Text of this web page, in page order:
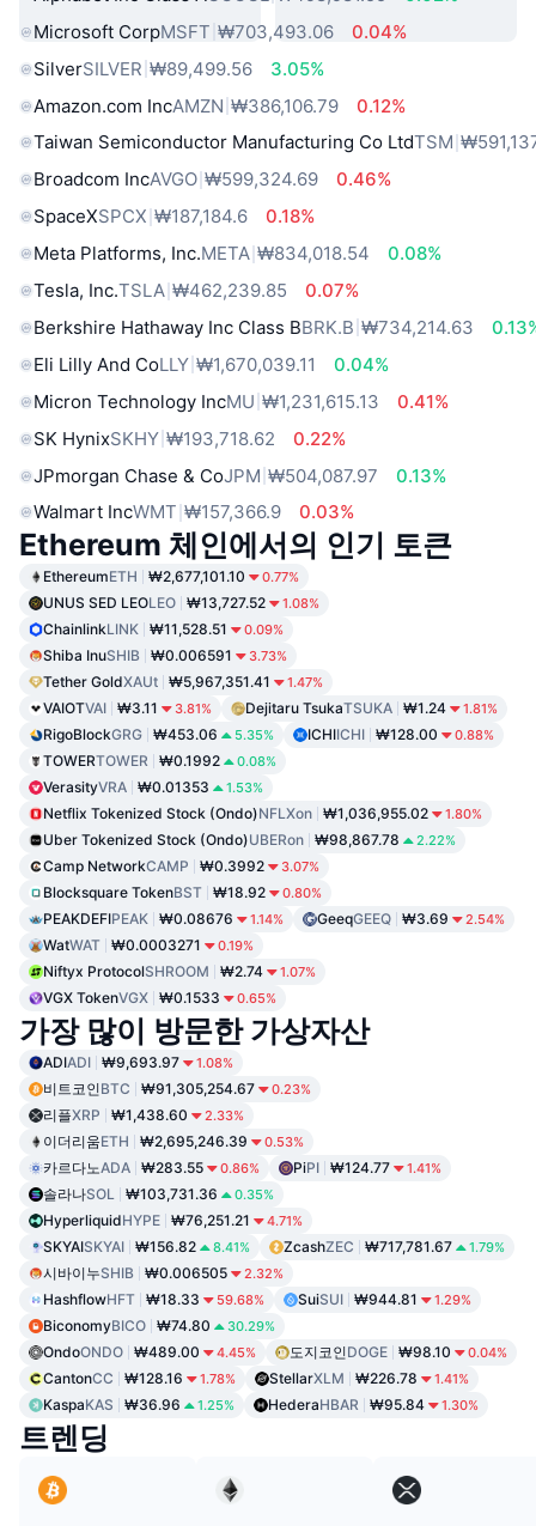
Microsoft CorpMSFT ₩703,493.06
0.04%
SilverSILVER ₩89,499.56
3.05%
Amazon.com IncAMZN ₩386,106.79
0.12%
Taiwan Semiconductor Manufacturing Co LtdTSM
Broadcom IncAVGO ₩599,324.69
0.46%
SpaceXSPCX ₩187,184.6
0.18%
Meta Platforms, Inc.META ₩834,018.54
0.08%
Tesla, Inc.TSLA ₩462,239.85
0.07%
Berkshire Hathaway Inc Class BBRK.B ₩734,214.63
Eli Lilly And CoLLY ₩1,670,039.11
0.04%
Micron Technology IncMU ₩1,231,615.13
0.41%
SK HynixSKHY ₩193,718.62
0.22%
JPmorgan Chase & CoJPM ₩504,087.97
0.13%
Walmart IncWMT ₩157,366.9 0.03%
Ethereum 체인에서의 인기 토큰
EthereumETH ₩2,677,101.10 0.77%
UNUS SED LEOLEO ₩13,727.52 1.08%
ChainlinkLINK ₩11,528.51 0.09%
Shiba InuSHIB ₩0.006591 3.73%
Tether GoldXAUt ₩5,967,351.41 1.47%
VAIOTVAI ₩3.11 3.81% Dejitaru TsukaTSUKA ₩1.24 1.81%
RigoBlockGRG ₩453.06 5.35% ICHIICHI ₩128.00 0.88%
TOWERTOWER ₩0.1992 0.08%
VerasityVRA ₩0.01353 1.53%
Netflix Tokenized Stock (Ondo)NFLXon ₩1,036,955.02 1.80%
Uber Tokenized Stock (Ondo)UBERon ₩98,867.78 2.22%
Camp NetworkCAMP ₩0.3992 3.07%
Blocksquare TokenBST ₩18.92 0.80%
PEAKDEFIPEAK ₩0.08676 1.14% GeeqGEEQ ₩3.69 2.54%
WatWAT ₩0.0003271 0.19%
Niftyx ProtocolSHROOM ₩2.74 1.07%
VGX TokenVGX ₩0.1533 0.65%
가장 많이 방문한 가상자산
ADIADI ₩9,693.97 1.08%
비트코인BTC ₩91,305,254.67 0.23%
리플XRP ₩1,438.60 2.33%
이더리움ETH ₩2,695,246.39 0.53%
카르다노ADA ₩283.55 0.86% PiPI ₩124.77 1.41%
솔라나SOL ₩103,731.36 0.35%
HyperliquidHYPE ₩76,251.21 4.71%
SKYAISKYAI ₩156.82 8.41% ZcashZEC ₩717,781.67 1.79%
시바이누SHIB ₩0.006505 2.32%
HashflowHFT ₩18.33 59.68% SuiSUI ₩944.81 1.29%
BiconomyBICO ₩74.80 30.29%
OndoONDO ₩489.00 4.45% 도지코인DOGE ₩98.10 0.04%
CantonCC ₩128.16 1.78% StellarXLM ₩226.78 1.41%
KaspaKAS ₩36.96 1.25% HederaHBAR ₩95.84 1.30%
트렌딩